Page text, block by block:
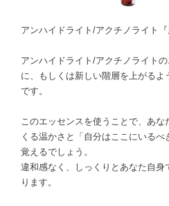
アンハイドライト/アクチノライト『
アンハイドライト/アクチノライト
に、もしくは新しい階層を上がる
です。
このエッセンスを使うことで、あ
くる温かさと「自分はここにいる
覚えるでしょう。
違和感なく、しっくりとあなた自身
ります。